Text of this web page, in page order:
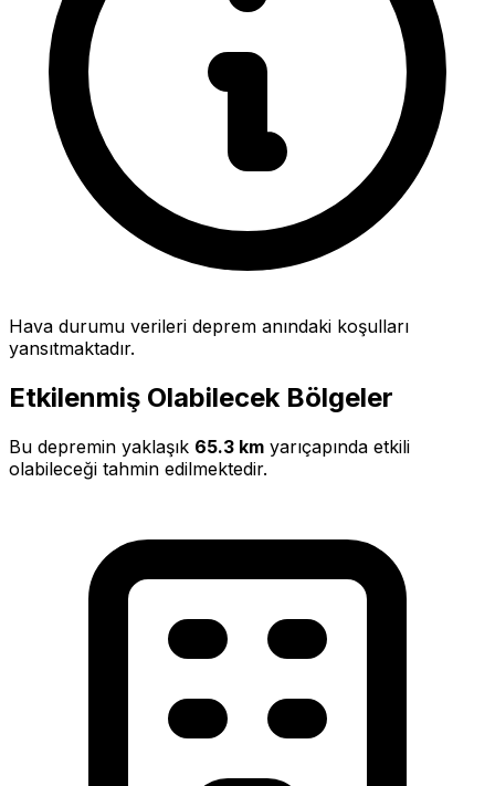
Hava durumu verileri deprem anındaki koşulları
yansıtmaktadır.
Etkilenmiş Olabilecek Bölgeler
Bu depremin yaklaşık 65.3 km yarıçapında etkili
olabileceği tahmin edilmektedir.